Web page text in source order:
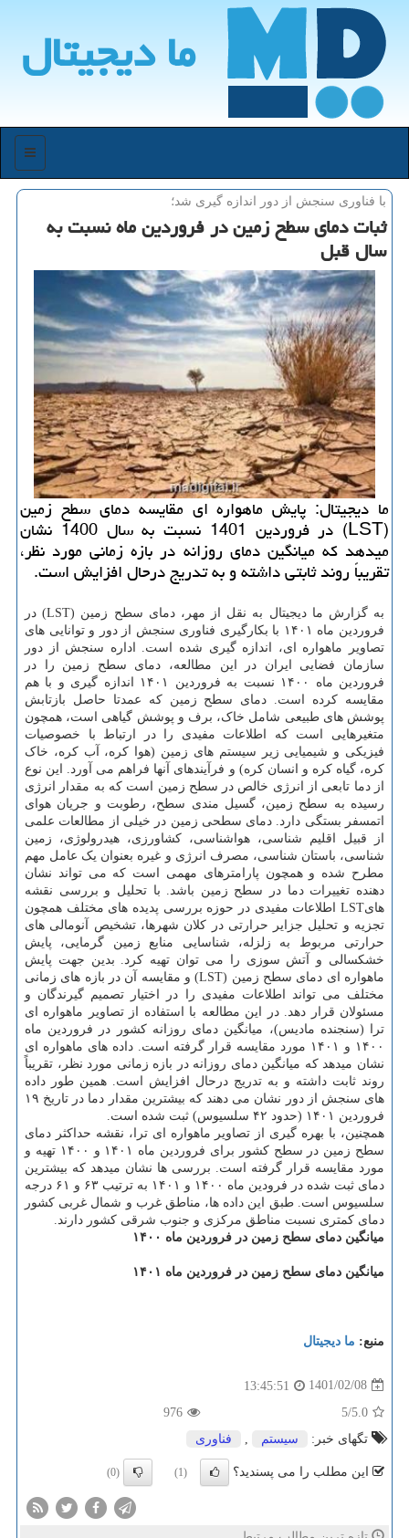
ما دیجیتال
منو
با فناوری سنجش از دور اندازه گیری شد؛
ثبات دمای سطح زمین در فروردین ماه نسبت به
سال قبل
ما دیجیتال: پایش ماهواره ای مقایسه دمای سطح زمین
(LST) در فروردین 1401 نسبت به سال 1400 نشان
میدهد که میانگین دمای روزانه در بازه زمانی مورد نظر،
تقریباً روند ثابتی داشته و به تدریج درحال افزایش است.
به گزارش ما دیجیتال به نقل از مهر، دمای سطح زمین (LST) در
فروردین ماه ۱۴۰۱ با بکارگیری فناوری سنجش از دور و توانایی های
تصاویر ماهواره ای، اندازه گیری شده است. اداره سنجش از دور
سازمان فضایی ایران در این مطالعه، دمای سطح زمین را در
فروردین ماه ۱۴۰۰ نسبت به فروردین ۱۴۰۱ اندازه گیری و با هم
مقایسه کرده است. دمای سطح زمین که عمدتا حاصل بازتابش
پوشش های طبیعی شامل خاک، برف و پوشش گیاهی است، همچون
متغیرهایی است که اطلاعات مفیدی را در ارتباط با خصوصیات
فیزیکی و شیمیایی زیر سیستم های زمین (هوا کره، آب کره، خاک
کره، گیاه کره و انسان کره) و فرآیندهای آنها فراهم می آورد. این نوع
از دما تابعی از انرژی خالص در سطح زمین است که به مقدار انرژی
رسیده به سطح زمین، گسیل مندی سطح، رطوبت و جریان هوای
اتمسفر بستگی دارد. دمای سطحی زمین در خیلی از مطالعات علمی
از قبیل اقلیم شناسی، هواشناسی، کشاورزی، هیدرولوژی، زمین
شناسی، باستان شناسی، مصرف انرژی و غیره بعنوان یک عامل مهم
مطرح شده و همچون پارامترهای مهمی است که می تواند نشان
دهنده تغییرات دما در سطح زمین باشد. با تحلیل و بررسی نقشه
هایLST اطلاعات مفیدی در حوزه بررسی پدیده های مختلف همچون
تجزیه و تحلیل جزایر حرارتی در کلان شهرها، تشخیص آنومالی های
حرارتی مربوط به زلزله، شناسایی منابع زمین گرمایی، پایش
خشکسالی و آتش سوزی را می توان تهیه کرد. بدین جهت پایش
ماهواره ای دمای سطح زمین (LST) ‬و مقایسه آن در بازه های زمانی
مختلف می تواند اطلاعات مفیدی را در اختیار تصمیم گیرندگان و
مسئولان قرار دهد. در این مطالعه ‏با استفاده از ‏تصاویر ماهواره ای
ترا (سنجنده مادیس)، میانگین دمای روزانه کشور در فروردین ماه
۱۴۰۰ و ۱۴۰۱ مورد مقایسه قرار گرفته است. داده های ماهواره ای
نشان میدهد که میانگین دمای روزانه در بازه زمانی مورد نظر، تقریباً
روند ثابت داشته و به تدریج درحال افزایش است. همین طور داده
های سنجش از دور نشان می دهند که بیشترین مقدار دما در تاریخ ۱۹
فروردین ۱۴۰۱ (حدود ۴۲ سلسیوس) ثبت شده است.
همچنین، با بهره گیری از ‏تصاویر ماهواره ای ترا، نقشه حداکثر دمای
سطح زمین در سطح کشور برای فروردین ماه ۱۴۰۱ و ۱۴۰۰ تهیه و
مورد مقایسه قرار گرفته است. بررسی ها نشان میدهد که بیشترین
دمای ثبت شده در فرودین ماه ۱۴۰۰ و ۱۴۰۱ به ترتیب ۶۳ و ۶۱ درجه
سلسیوس است. طبق این داده ها، مناطق غرب و شمال غربی کشور
دمای کمتری نسبت مناطق مرکزی و جنوب شرقی کشور دارند.
میانگین دمای سطح زمین در فروردین ماه ۱۴۰۰
میانگین دمای سطح زمین در فروردین ماه ۱۴۰۱
منبع: ما دیجیتال
1401/02/08
13:45:51
5.0
/5
976
تگهای خبر:
سیستم فناوری
این مطلب را می پسندید؟ (1)
(0)